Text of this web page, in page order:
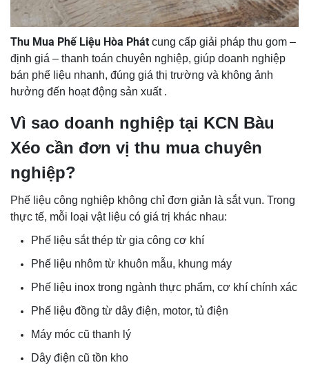
Thu Mua Phế Liệu Hòa Phát cung cấp giải pháp thu gom –
định giá – thanh toán chuyên nghiệp, giúp doanh nghiệp
bán phế liệu nhanh, đúng giá thị trường và không ảnh
hưởng đến hoạt động sản xuất .
Vì sao doanh nghiệp tại KCN Bàu
Xéo cần đơn vị thu mua chuyên
nghiệp?
Phế liệu công nghiệp không chỉ đơn giản là sắt vụn. Trong
thực tế, mỗi loại vật liệu có giá trị khác nhau:
Phế liệu sắt thép từ gia công cơ khí
Phế liệu nhôm từ khuôn mẫu, khung máy
Phế liệu inox trong ngành thực phẩm, cơ khí chính xác
Phế liệu đồng từ dây điện, motor, tủ điện
Máy móc cũ thanh lý
Dây điện cũ tồn kho